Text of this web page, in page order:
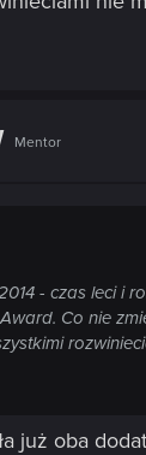
Mentor
- czas leci i
Co nie
już oba